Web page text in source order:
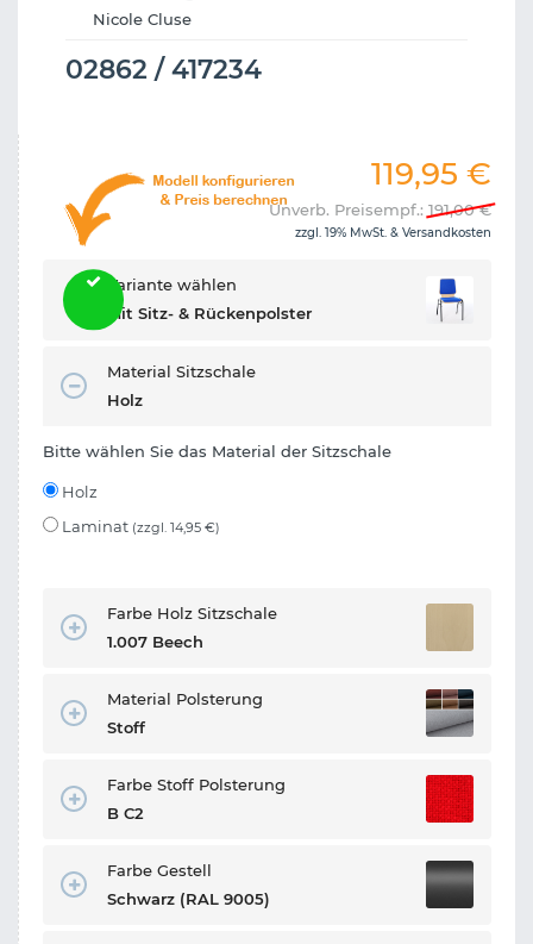
Nicole Cluse
02862 / 417234
119,95 €
Unverb. Preisempf.: 191,00€
zzgl. 19% MwSt. & Versandkosten
Variante wählen
Mit Sitz- & Rückenpolster
Material Sitzschale
Holz
Bitte wählen Sie das Material der Sitzschale
Holz
Laminat (zzgl. 14,95 €)
Farbe Holz Sitzschale
1.007 Beech
Material Polsterung
Stoff
Farbe Stoff Polsterung
B C2
Farbe Gestell
Schwarz (RAL 9005)